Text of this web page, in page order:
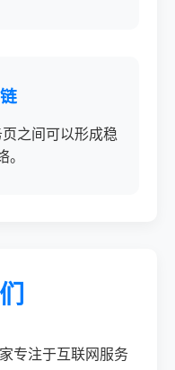
之间可以形成稳
。
专注于互联网服务